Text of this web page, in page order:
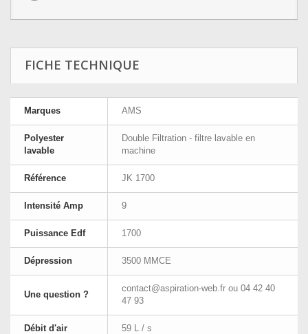
FICHE TECHNIQUE
Marques AMS
Polyester
lavable
Double Filtration - filtre lavable en
machine
Référence JK 1700
Intensité Amp 9
Puissance Edf 1700
Dépression 3500 MMCE
Une question ?
contact@aspiration-web.fr ou 04 42 40
47 93
Débit d'air 59 L / s